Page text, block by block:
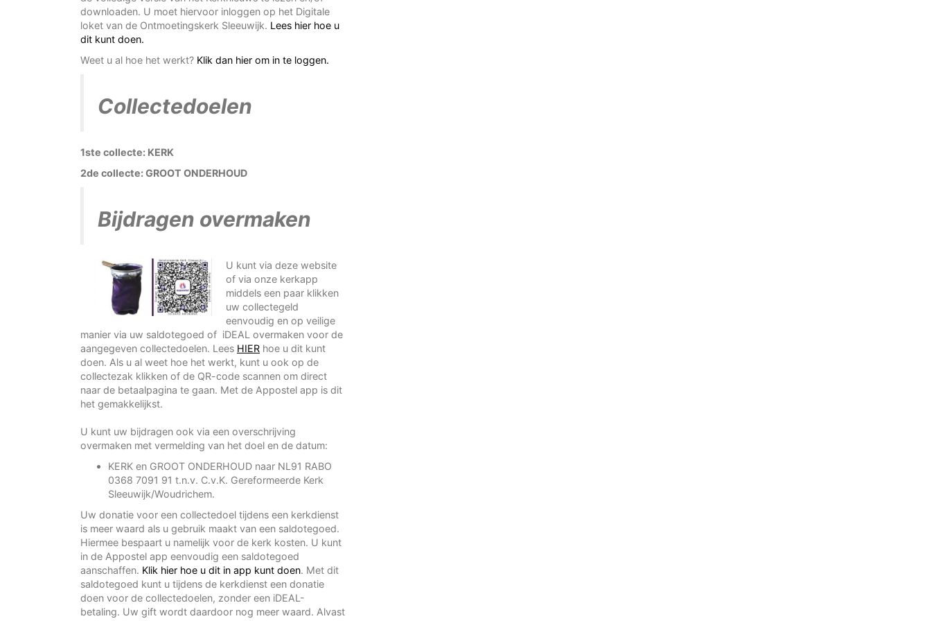
downloaden. U moet hiervoor inloggen op het Digitale
loket van de Ontmoetingskerk Sleeuwijk. Lees hier hoe u
dit kunt doen.
Weet u al hoe het werkt? Klik dan hier om in te loggen.
Collectedoelen
1ste collecte: KERK
2de collecte: GROOT ONDERHOUD
Bijdragen overmaken
U kunt via deze website
of via onze kerkapp
middels een paar klikken
uw collectegeld
eenvoudig en op veilige
manier via uw saldotegoed of iDEAL overmaken voor de
aangegeven collectedoelen. Lees HIER hoe u dit kunt
doen. Als u al weet hoe het werkt, kunt u ook op de
collectezak klikken of de QR-code scannen om direct
naar de betaalpagina te gaan. Met de Appostel app is dit
het gemakkelijkst.
U kunt uw bijdragen ook via een overschrijving
overmaken met vermelding van het doel en de datum:
KERK en GROOT ONDERHOUD naar NL91 RABO
0368 7091 91 t.n.v. C.v.K. Gereformeerde Kerk
Sleeuwijk/Woudrichem.
Uw donatie voor een collectedoel tijdens een kerkdienst
is meer waard als u gebruik maakt van een saldotegoed.
Hiermee bespaart u namelijk voor de kerk kosten. U kunt
in de Appostel app eenvoudig een saldotegoed
aanschaffen. Klik hier hoe u dit in app kunt doen. Met dit
saldotegoed kunt u tijdens de kerkdienst een donatie
doen voor de collectedoelen, zonder een iDEAL-
betaling. Uw gift wordt daardoor nog meer waard. Alvast